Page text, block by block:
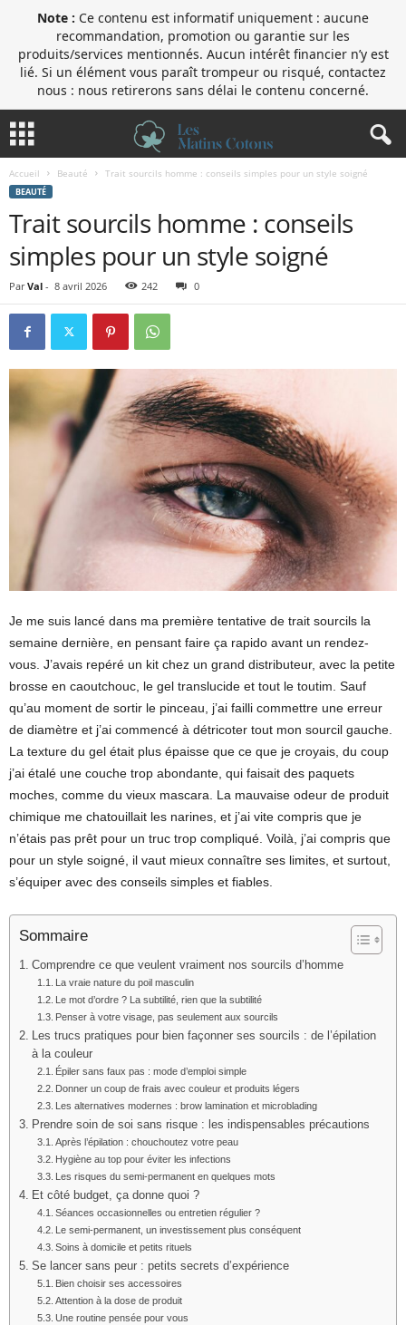
Note : Ce contenu est informatif uniquement : aucune
recommandation, promotion ou garantie sur les
produits/services mentionnés. Aucun intérêt financier n’y est
lié. Si un élément vous paraît trompeur ou risqué, contactez
nous : nous retirerons sans délai le contenu concerné.
Accueil Beauté Trait sourcils homme : conseils simples pour un style soigné
BEAUTÉ
Trait sourcils homme : conseils
simples pour un style soigné
Par Val - 8 avril 2026 242 0
Je me suis lancé dans ma première tentative de trait sourcils la
semaine dernière, en pensant faire ça rapido avant un rendez-
vous. J’avais repéré un kit chez un grand distributeur, avec la petite
brosse en caoutchouc, le gel translucide et tout le toutim. Sauf
qu’au moment de sortir le pinceau, j’ai failli commettre une erreur
de diamètre et j’ai commencé à détricoter tout mon sourcil gauche.
La texture du gel était plus épaisse que ce que je croyais, du coup
j’ai étalé une couche trop abondante, qui faisait des paquets
moches, comme du vieux mascara. La mauvaise odeur de produit
chimique me chatouillait les narines, et j’ai vite compris que je
n’étais pas prêt pour un truc trop compliqué. Voilà, j’ai compris que
pour un style soigné, il vaut mieux connaître ses limites, et surtout,
s’équiper avec des conseils simples et fiables.
Sommaire
Comprendre ce que veulent vraiment nos sourcils d’homme
La vraie nature du poil masculin
Le mot d’ordre ? La subtilité, rien que la subtilité
Penser à votre visage, pas seulement aux sourcils
Les trucs pratiques pour bien façonner ses sourcils : de l’épilation
à la couleur
Épiler sans faux pas : mode d’emploi simple
Donner un coup de frais avec couleur et produits légers
Les alternatives modernes : brow lamination et microblading
Prendre soin de soi sans risque : les indispensables précautions
Après l’épilation : chouchoutez votre peau
Hygiène au top pour éviter les infections
Les risques du semi-permanent en quelques mots
Et côté budget, ça donne quoi ?
Séances occasionnelles ou entretien régulier ?
Le semi-permanent, un investissement plus conséquent
Soins à domicile et petits rituels
Se lancer sans peur : petits secrets d’expérience
Bien choisir ses accessoires
Attention à la dose de produit
Une routine pensée pour vous